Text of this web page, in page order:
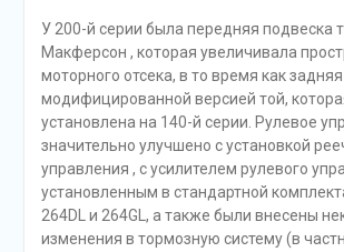
У 200-й серии была передняя подвеска
Макферсон , которая увеличивала
моторного отсека, в то время как
модифицированной версией той,
установлена ​​на 140-й серии. Рулевое
значительно улучшено с установкой
управления , с усилителем рулевого
установленным в стандартной
264DL и 264GL, а также были внесены
изменения в тормозную систему (в